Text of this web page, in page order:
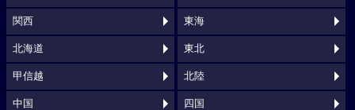
関西 東海
北海道 東北
甲信越 北陸
中国 四国